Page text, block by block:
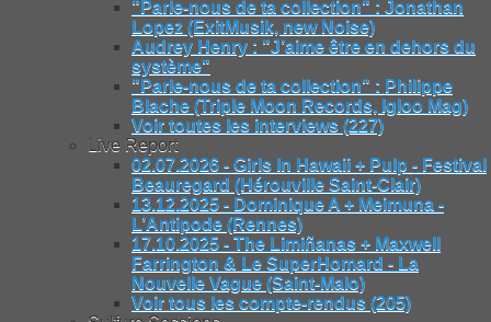
"Parle-nous de ta collection" : Jonathan
Lopez (ExitMusik, new Noise)
Audrey Henry : "J’aime être en dehors du
système"
"Parle-nous de ta collection" : Philippe
Blache (Triple Moon Records, Igloo Mag)
Voir toutes les interviews (227)
Live Report
02.07.2026 - Girls In Hawaii + Pulp - Festival
Beauregard (Hérouville Saint-Clair)
13.12.2025 - Dominique A + Meimuna -
L’Antipode (Rennes)
17.10.2025 - The Limiñanas + Maxwell
Farrington & Le SuperHomard - La
Nouvelle Vague (Saint-Malo)
Voir tous les compte-rendus (205)